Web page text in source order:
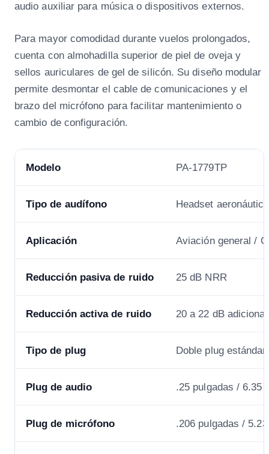
audio auxiliar para música o dispositivos externos.
Para mayor comodidad durante vuelos prolongados,
cuenta con almohadilla superior de piel de oveja y
sellos auriculares de gel de silicón. Su diseño modular
permite desmontar el cable de comunicaciones y el
brazo del micrófono para facilitar mantenimiento o
cambio de configuración.
Modelo PA-1779TP
Tipo de audífono Headset
Aplicación Aviación general /
Reducción pasiva de ruido 25 dB NRR
Reducción activa de ruido 20 a 22 dB
Tipo de plug Doble plug
Plug de audio .25 pulgadas / 6.35
Plug de micrófono .206 pulgadas /